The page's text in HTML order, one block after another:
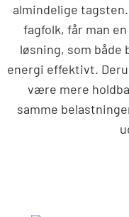
almindelige
fagfolk, får man
løsning, som
energi effektivt.
være mere
samme